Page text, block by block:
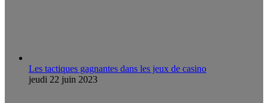
Les tactiques gagnantes dans les jeux de casino
jeudi 22 juin 2023